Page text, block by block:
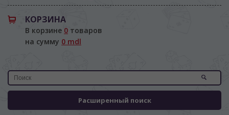
КОРЗИНА
В корзине 0 товаров
на сумму 0 mdl
Расширенный поиск